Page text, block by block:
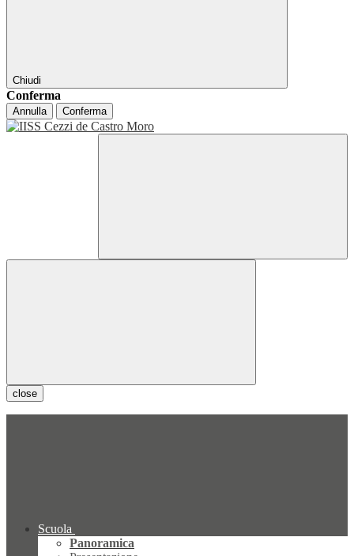
Chiudi
Conferma
Annulla Conferma
close
Scuola
Panoramica